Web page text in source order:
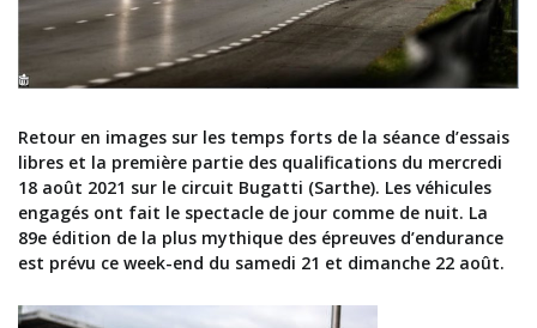
Retour en images sur les temps forts de la séance d’essais
libres et la première partie des qualifications du mercredi
18 août 2021 sur le circuit Bugatti (Sarthe). Les véhicules
engagés ont fait le spectacle de jour comme de nuit. La
89e édition de la plus mythique des épreuves d’endurance
est prévu ce week-end du samedi 21 et dimanche 22 août.